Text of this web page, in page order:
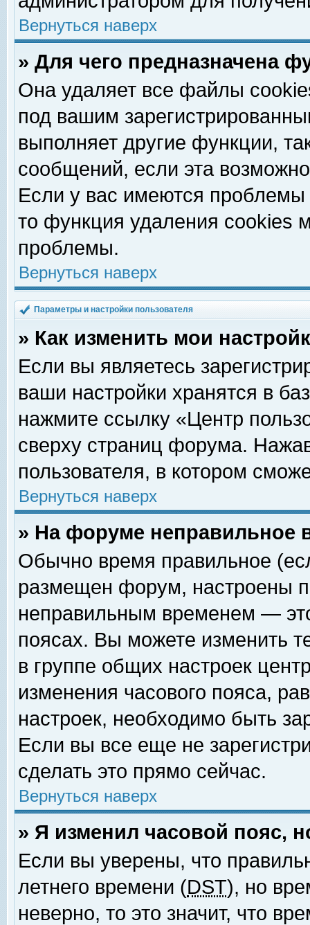
Вернуться наверх
» Для чего предназначена
Она удаляет все файлы
под вашим
выполняет другие функции,
сообщений, если эта
Если у вас имеются
то функция удаления cookies
проблемы.
Вернуться наверх
Параметры и настройки пользователя
» Как изменить мои
Если вы являетесь
ваши настройки хранятся в
нажмите ссылку «Центр
сверху страниц форума.
пользователя, в котором
Вернуться наверх
» На форуме неправильное
Обычно время правильное
размещен форум, настроены
неправильным временем —
поясах. Вы можете изменить
в группе общих настроек
изменения часового пояса,
настроек, необходимо быть
Если вы все еще не
сделать это прямо сейчас.
Вернуться наверх
» Я изменил часовой пояс,
Если вы уверены, что
летнего времени (DST), но
неверно, то это значит, что